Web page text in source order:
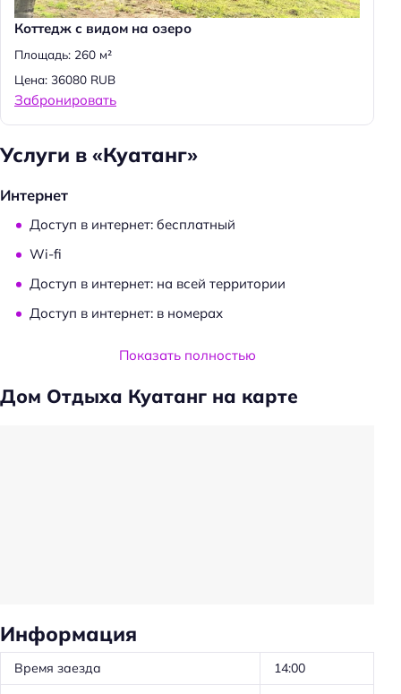
Коттедж с видом на озеро
Площадь: 260 м²
Цена: 36080 RUB
Забронировать
Услуги в «Куатанг»
Интернет
Доступ в интернет: бесплатный
Wi-fi
Доступ в интернет: на всей территории
Доступ в интернет: в номерах
Услуги и удобства
Уборка
Красота и здоровье
Показать полностью
Дом Отдыха Куатанг на карте
Информация
Время заезда
14:00